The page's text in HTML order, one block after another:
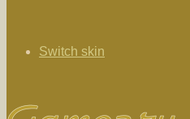
Switch skin